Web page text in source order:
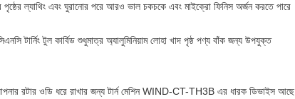
পৃষ্ঠের ল্যাথিং এবং ঘুরানোর পরে আরও ভাল চকচকে এবং মাইক্রো ফিনিস অর্জন করতে পারে
টার্নিং টুল কার্বিড শুধুমাত্র অ্যালুমিনিয়াম লোহা খাদ পৃষ্ঠ পণ্য বাঁক জন্য উপযুক্ত
রটার ওডি ধরে রাখার জন্য টার্ন মেশিন WIND-CT-TH3B এর ধারক ডিভাইস আছে